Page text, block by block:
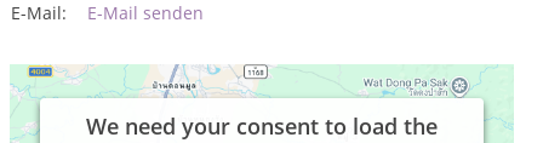
E-Mail:
E-Mail senden
We need your consent to load the